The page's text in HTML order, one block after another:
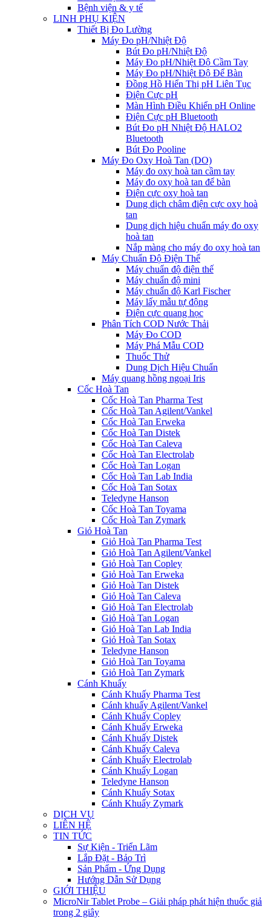
Bệnh viện & y tế
LINH PHỤ KIỆN
Thiết Bị Đo Lường
Máy Đo pH/Nhiệt Độ
Bút Đo pH/Nhiệt Độ
Máy Đo pH/Nhiệt Độ Cầm Tay
Máy Đo pH/Nhiệt Độ Để Bàn
Đồng Hồ Hiển Thị pH Liên Tục
Điện Cực pH
Màn Hình Điều Khiển pH Online
Điện Cực pH Bluetooth
Bút Đo pH Nhiệt Độ HALO2
Bluetooth
Bút Đo Pooline
Máy Đo Oxy Hoà Tan (DO)
Máy đo oxy hoà tan cầm tay
Máy đo oxy hoà tan để bàn
Điện cực oxy hoà tan
Dung dịch châm điện cực oxy hoà
tan
Dung dịch hiệu chuẩn máy đo oxy
hoà tan
Nắp màng cho máy đo oxy hoà tan
Máy Chuẩn Độ Điện Thế
Máy chuẩn độ điện thế
Máy chuẩn độ mini
Máy chuẩn độ Karl Fischer
Máy lấy mẫu tự động
Điện cực quang học
Phân Tích COD Nước Thải
Máy Đo COD
Máy Phá Mẫu COD
Thuốc Thử
Dung Dịch Hiệu Chuẩn
Máy quang hồng ngoại Iris
Cốc Hoà Tan
Cốc Hoà Tan Pharma Test
Cốc Hoà Tan Agilent/Vankel
Cốc Hoà Tan Erweka
Cốc Hoà Tan Distek
Cốc Hoà Tan Caleva
Cốc Hoà Tan Electrolab
Cốc Hoà Tan Logan
Cốc Hoà Tan Lab India
Cốc Hoà Tan Sotax
Teledyne Hanson
Cốc Hoà Tan Toyama
Cốc Hoà Tan Zymark
Giỏ Hoà Tan
Giỏ Hoà Tan Pharma Test
Giỏ Hoà Tan Agilent/Vankel
Giỏ Hoà Tan Copley
Giỏ Hoà Tan Erweka
Giỏ Hoà Tan Distek
Giỏ Hoà Tan Caleva
Giỏ Hoà Tan Electrolab
Giỏ Hoà Tan Logan
Giỏ Hoà Tan Lab India
Giỏ Hoà Tan Sotax
Teledyne Hanson
Giỏ Hoà Tan Toyama
Giỏ Hoà Tan Zymark
Cánh Khuấy
Cánh Khuấy Pharma Test
Cánh khuấy Agilent/Vankel
Cánh Khuấy Copley
Cánh Khuấy Erweka
Cánh Khuấy Distek
Cánh Khuấy Caleva
Cánh Khuấy Electrolab
Cánh Khuấy Logan
Teledyne Hanson
Cánh Khuấy Sotax
Cánh Khuấy Zymark
DỊCH VỤ
LIÊN HỆ
TIN TỨC
Sự Kiện - Triển Lãm
Lắp Đặt - Bảo Trì
Sản Phẩm - Ứng Dụng
Hướng Dẫn Sử Dụng
GIỚI THIỆU
MicroNir Tablet Probe – Giải pháp phát hiện thuốc giả
trong 2 giây